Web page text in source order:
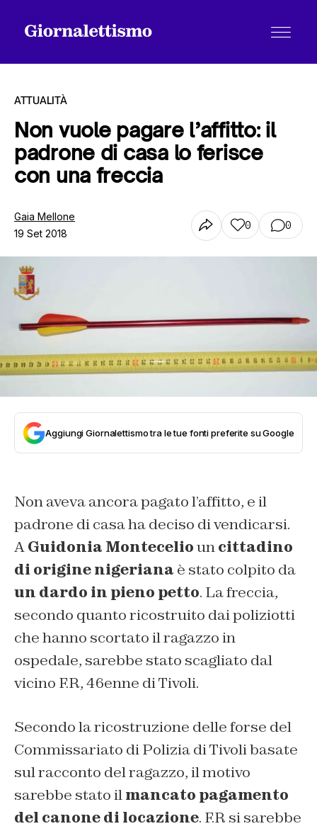
Tutti gli articoli
Chi siamo
Contatti
ATTUALITÀ
Non vuole pagare l’affitto: il
padrone di casa lo ferisce
con una freccia
Gaia Mellone
19 Set 2018
0 0
Aggiungi Giornalettismo tra le tue fonti preferite su Google
Non aveva ancora pagato l’affitto, e il
padrone di casa ha deciso di vendicarsi.
AGuidonia Monteceliouncittadino
di origine nigeriana è stato colpito da
un dardo in pieno petto. La freccia,
secondo quanto ricostruito dai poliziotti
che hanno scortato il ragazzo in
ospedale, sarebbe stato scagliato dal
vicino F.R, 46enne di Tivoli.
Secondo la ricostruzione delle forse del
Commissariato di Polizia di Tivoli basate
sul racconto del ragazzo, il motivo
sarebbe stato ilmancato pagamento
del canone di locazione. F.R si sarebbe